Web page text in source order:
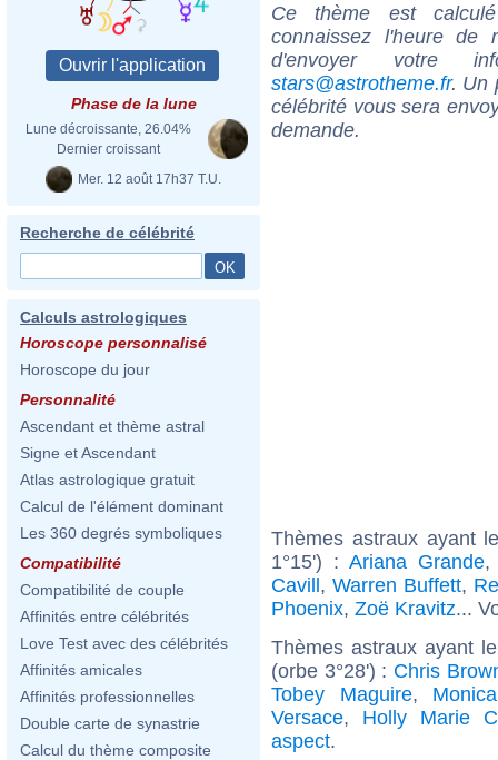
Phase de la lune
Lune décroissante, 26.04%
Dernier croissant
Mer. 12 août 17h37 T.U.
Recherche de célébrité
Calculs astrologiques
Horoscope personnalisé
Horoscope du jour
Personnalité
Ascendant et thème astral
Signe et Ascendant
Atlas astrologique gratuit
Calcul de l'élément dominant
Les 360 degrés symboliques
Compatibilité
Compatibilité de couple
Affinités entre célébrités
Love Test avec des célébrités
Affinités amicales
Affinités professionnelles
Double carte de synastrie
Calcul du thème composite
Ce thème est
connaissez l'heure de
d'envoyer votre
stars@astrotheme.fr. Un
célébrité vous sera
demande.
Thèmes astraux ayant
1°15') :Ariana Grande
Cavill, Warren Buffett,
Phoenix, Zoë Kravitz...
Thèmes astraux ayant
(orbe 3°28') : Chris
Tobey Maguire,
Versace, Holly Marie
aspect.